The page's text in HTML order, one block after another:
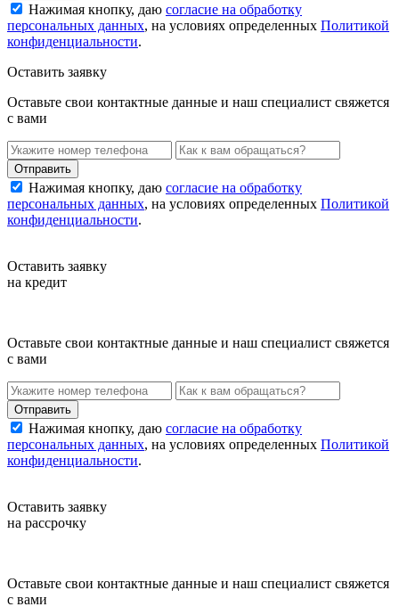
Нажимая кнопку, даю согласие на обработку
персональных данных, на условиях определенных Политикой
конфиденциальности.
Оставить заявку
Оставьте свои контактные данные и наш специалист свяжется
с вами
Нажимая кнопку, даю согласие на обработку
персональных данных, на условиях определенных Политикой
конфиденциальности.
Оставить заявку
на кредит
Оставьте свои контактные данные и наш специалист свяжется
с вами
Нажимая кнопку, даю согласие на обработку
персональных данных, на условиях определенных Политикой
конфиденциальности.
Оставить заявку
на рассрочку
Оставьте свои контактные данные и наш специалист свяжется
с вами